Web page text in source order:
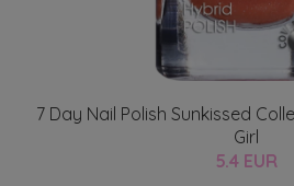
7 Day Nail Polish Sunkissed
Girl
5.4 EUR